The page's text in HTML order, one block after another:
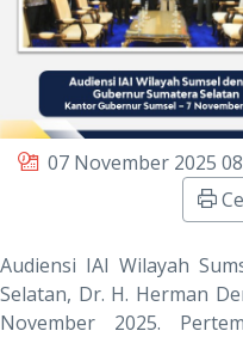
07 November 2025
Audiensi IAI Wilayah
Selatan, Dr. H. Herman
November 2025.